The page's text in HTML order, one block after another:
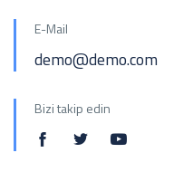
E-Mail
demo@demo.com
Bizi takip edin